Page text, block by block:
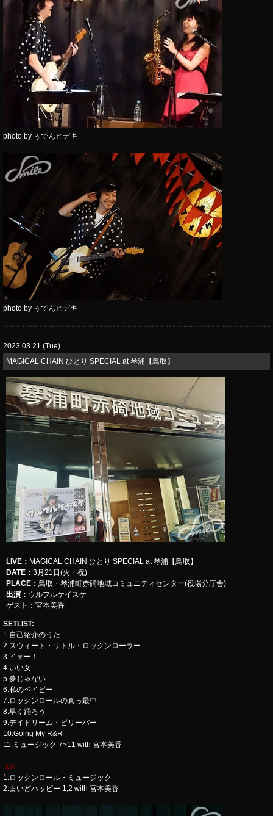
photo by ​ぅでんヒデキ
photo by ぅでんヒデキ
2023.03.21 (Tue)
MAGICAL CHAIN ひとり SPECIAL at 琴浦【鳥取】
LIVE ： ​​​​​​​MAGICAL CHAIN ひとり SPECIAL at 琴浦【鳥取】
DATE： 3月21日(火・祝)
PLACE： 鳥取・琴浦町赤碕地域コミュニティセンター(役場分庁舎)
出演： ウルフルケイスケ
ゲスト：宮本美香
SETLIST:
1.自己紹介のうた
2.スウィート・リトル・ロックンローラー
3.イェー！
4.いい女
5.夢じゃない
6.私のベイビー
7.ロックンロールの真っ最中
8.早く踊ろう
9.デイドリーム・ビリーバー
10.Going My R&R
11.ミュージック 7~11 with 宮本美香
-EN-
1.ロックンロール・ミュージック
2.まいどハッピー 1,2 with 宮本美香